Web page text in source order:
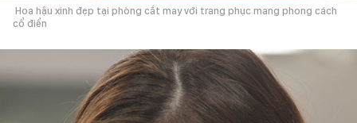
Hoa hậu xinh đẹp tại phòng cắt may với trang phục mang phong cách
cổ điển